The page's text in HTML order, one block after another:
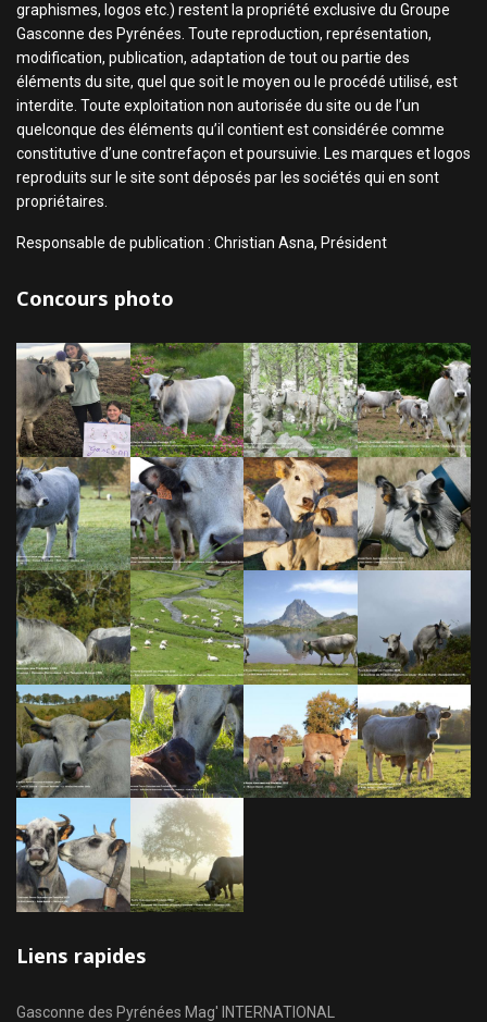
graphismes, logos etc.) restent la propriété exclusive du Groupe
Gasconne des Pyrénées. Toute reproduction, représentation,
modification, publication, adaptation de tout ou partie des
éléments du site, quel que soit le moyen ou le procédé utilisé, est
interdite. Toute exploitation non autorisée du site ou de l’un
quelconque des éléments qu’il contient est considérée comme
constitutive d’une contrefaçon et poursuivie. Les marques et logos
reproduits sur le site sont déposés par les sociétés qui en sont
propriétaires.
Responsable de publication : Christian Asna, Président
Concours photo
Liens rapides
Gasconne des Pyrénées Mag' INTERNATIONAL